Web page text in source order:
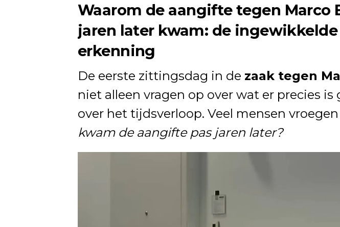
Waarom de aangifte tegen Marco
jaren later kwam: de
erkenning
De eerste zittingsdag in de zaak tegen
niet alleen vragen op over wat er precies is
over het tijdsverloop. Veel mensen
kwam de aangifte pas jaren later?